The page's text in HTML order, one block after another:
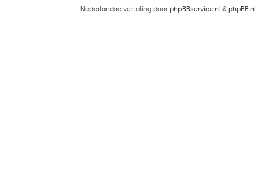
Nederlandse vertaling door phpBBservice.nl & phpBB.nl